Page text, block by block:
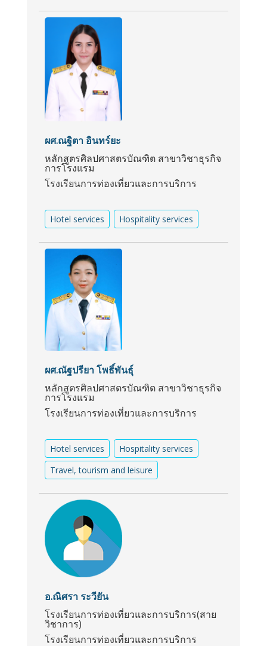
ผศ.ณฐิตา อินทร์ยะ
หลักสูตรศิลปศาสตรบัณฑิต สาขาวิชาธุรกิจ
การโรงแรม
โรงเรียนการท่องเที่ยวและการบริการ
Hotel services Hospitality services
ผศ.ณัฐปรียา โพธิ์พันธุ์
หลักสูตรศิลปศาสตรบัณฑิต สาขาวิชาธุรกิจ
การโรงแรม
โรงเรียนการท่องเที่ยวและการบริการ
Hotel services
Hospitality services
Travel, tourism and leisure
อ.ณิศรา ระวียัน
โรงเรียนการท่องเที่ยวและการบริการ(สาย
วิชาการ)
โรงเรียนการท่องเที่ยวและการบริการ